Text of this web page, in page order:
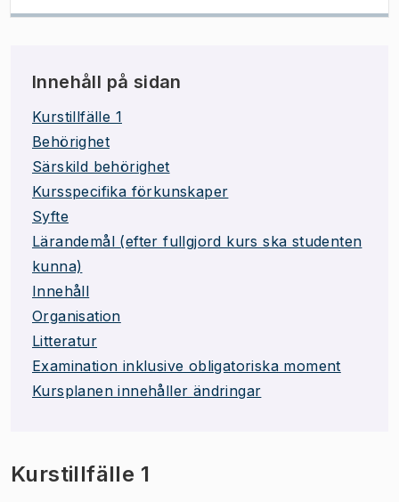
Innehåll på sidan
Kurstillfälle 1
Behörighet
Särskild behörighet
Kursspecifika förkunskaper
Syfte
Lärandemål (efter fullgjord kurs ska studenten
kunna)
Innehåll
Organisation
Litteratur
Examination inklusive obligatoriska moment
Kursplanen innehåller ändringar
Kurstillfälle 1